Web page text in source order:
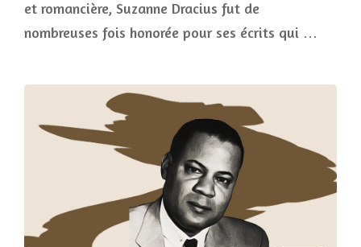
et romancière, Suzanne Dracius fut de
nombreuses fois honorée pour ses écrits qui …